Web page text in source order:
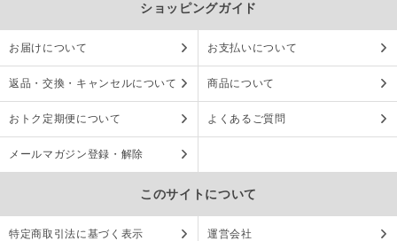
ショッピングガイド
お届けについて お支払いについて
返品・交換・キャンセルについて 商品について
おトク定期便について よくあるご質問
メールマガジン登録・解除
このサイトについて
特定商取引法に基づく表示 運営会社